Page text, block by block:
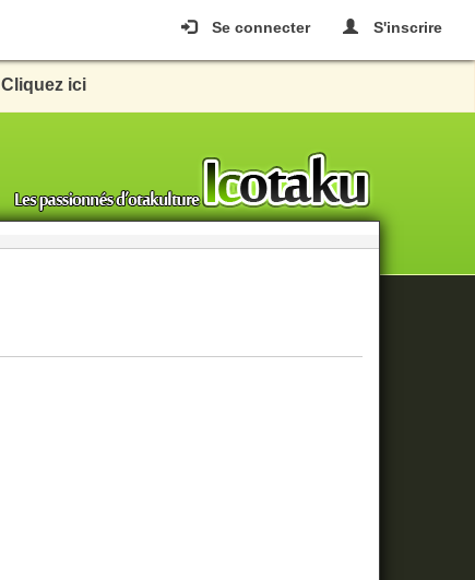
Se connecter S'inscrire
Cliquez ici